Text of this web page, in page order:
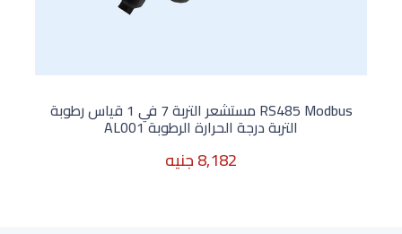
RS485 Modbus مستشعر التربة 7 في 1 قياس رطوبة
التربة درجة الحرارة الرطوبة AL001
8,182 جنيه